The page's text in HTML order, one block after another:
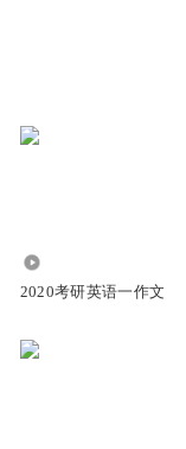
2020考研英语一作文